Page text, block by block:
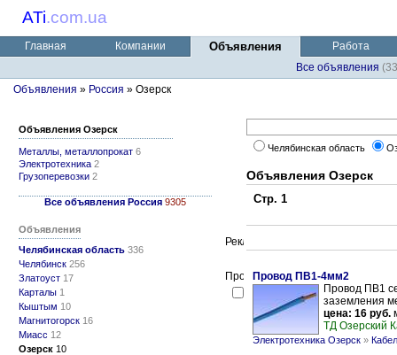
ATi.com.ua
Главная Компании Объявления
Работа
Все объявления
Объявления » Россия » Озерск
Объявления Озерск
Металлы, металлопрокат 6
Электротехника 2
Грузоперевозки 2
Все объявления Россия 9305
Объявления
Челябинская область 336
Челябинск 256
Златоуст 17
Карталы 1
Кыштым 10
Магнитогорск 16
Миасс 12
Озерск 10
Челябинская область
Объявления Озерск
Стр. 1
Провод ПВ1-4мм2
Провод ПВ1
заземления
цена: 16 руб.
ТД Озерский
Электротехника Озерск »